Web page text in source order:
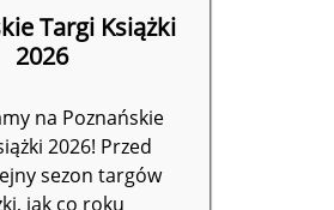
Targi Książki
2026
na Poznańskie
2026! Przed
sezon targów
jak co roku